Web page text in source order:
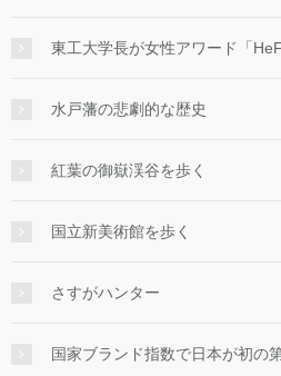
東工大学長が女性アワード「
水戸藩の悲劇的な歴史
紅葉の御嶽渓谷を歩く
国立新美術館を歩く
さすがハンター
国家ブランド指数で日本が初の